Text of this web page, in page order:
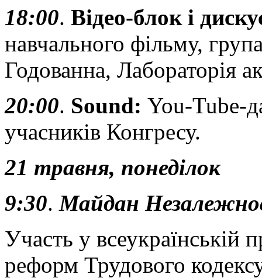
18:00. Відео-блок і
навчального фільму,
Годованна, Лабораторія
20:00. Sound: You-Tube-
учасників Конгресу.
21 травня, понеділок
9:30.Майдан
Участь у всеукраїнській
реформ Трудового